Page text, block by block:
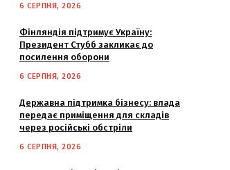
6 СЕРПНЯ, 2026
Фінляндія підтримує Україну:
Президент Стубб закликає до
посилення оборони
6 СЕРПНЯ, 2026
Державна підтримка бізнесу: влада
передає приміщення для складів
через російські обстріли
6 СЕРПНЯ, 2026